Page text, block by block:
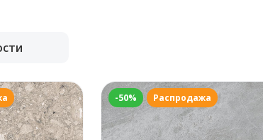
-50% Распродажа